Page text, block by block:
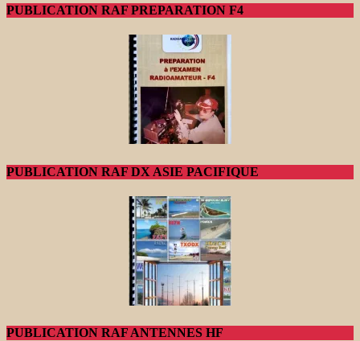
PUBLICATION RAF PREPARATION F4
PUBLICATION RAF DX ASIE PACIFIQUE
PUBLICATION RAF ANTENNES HF